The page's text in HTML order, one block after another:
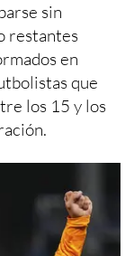
sin
restantes
en
que
los 15 y los